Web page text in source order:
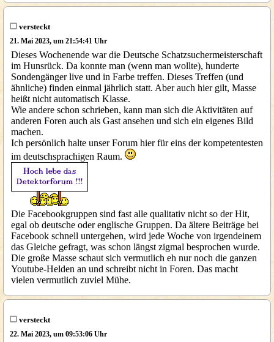
versteckt
21. Mai 2023, um 21:54:41 Uhr
Dieses Wochenende war die Deutsche Schatzsuchermeisterschaft
im Hunsrück. Da konnte man (wenn man wollte), hunderte
Sondengänger live und in Farbe treffen. Dieses Treffen (und
ähnliche) finden einmal jährlich statt. Aber auch hier gilt, Masse
heißt nicht automatisch Klasse.
Wie andere schon schrieben, kann man sich die Aktivitäten auf
anderen Foren auch als Gast ansehen und sich ein eigenes Bild
machen.
Ich persönlich halte unser Forum hier für eins der kompetentesten
im deutschsprachigen Raum.
Die Facebookgruppen sind fast alle qualitativ nicht so der Hit,
egal ob deutsche oder englische Gruppen. Da ältere Beiträge bei
Facebook schnell untergehen, wird jede Woche von irgendeinem
das Gleiche gefragt, was schon längst zigmal besprochen wurde.
Die große Masse schaut sich vermutlich eh nur noch die ganzen
Youtube-Helden an und schreibt nicht in Foren. Das macht
vielen vermutlich zuviel Mühe.
versteckt
22. Mai 2023, um 09:53:06 Uhr